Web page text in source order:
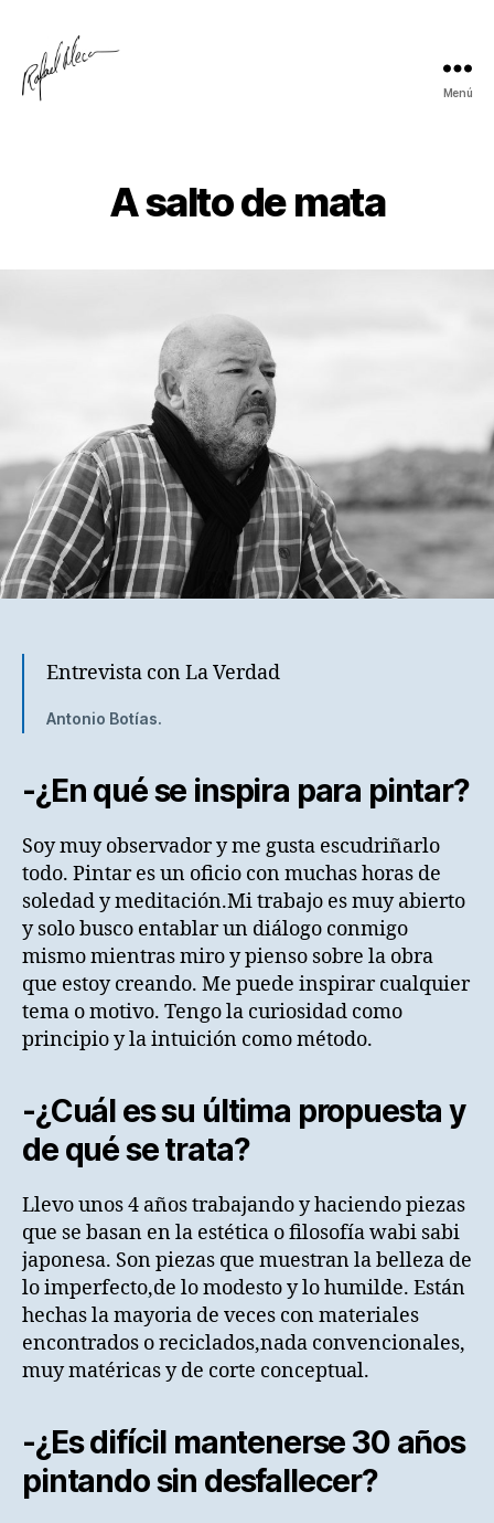
Menú
A salto de mata
Entrevista con La Verdad
Antonio Botías.
-¿En qué se inspira para pintar?
Soy muy observador y me gusta escudriñarlo
todo. Pintar es un oficio con muchas horas de
soledad y meditación.Mi trabajo es muy abierto
y solo busco entablar un diálogo conmigo
mismo mientras miro y pienso sobre la obra
que estoy creando. Me puede inspirar cualquier
tema o motivo. Tengo la curiosidad como
principio y la intuición como método.
-¿Cuál es su última propuesta y
de qué se trata?
Llevo unos 4 años trabajando y haciendo piezas
que se basan en la estética o filosofía wabi sabi
japonesa. Son piezas que muestran la belleza de
lo imperfecto,de lo modesto y lo humilde. Están
hechas la mayoria de veces con materiales
encontrados o reciclados,nada convencionales,
muy matéricas y de corte conceptual.
-¿Es difícil mantenerse 30 años
pintando sin desfallecer?